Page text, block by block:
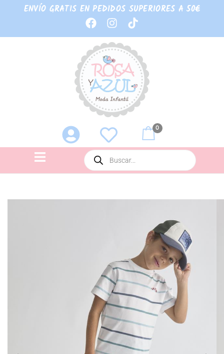
ENVÍO GRATIS EN PEDIDOS SUPERIORES A 50€
0